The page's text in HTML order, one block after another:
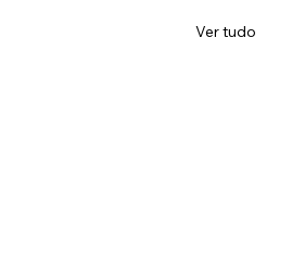
Ver tudo